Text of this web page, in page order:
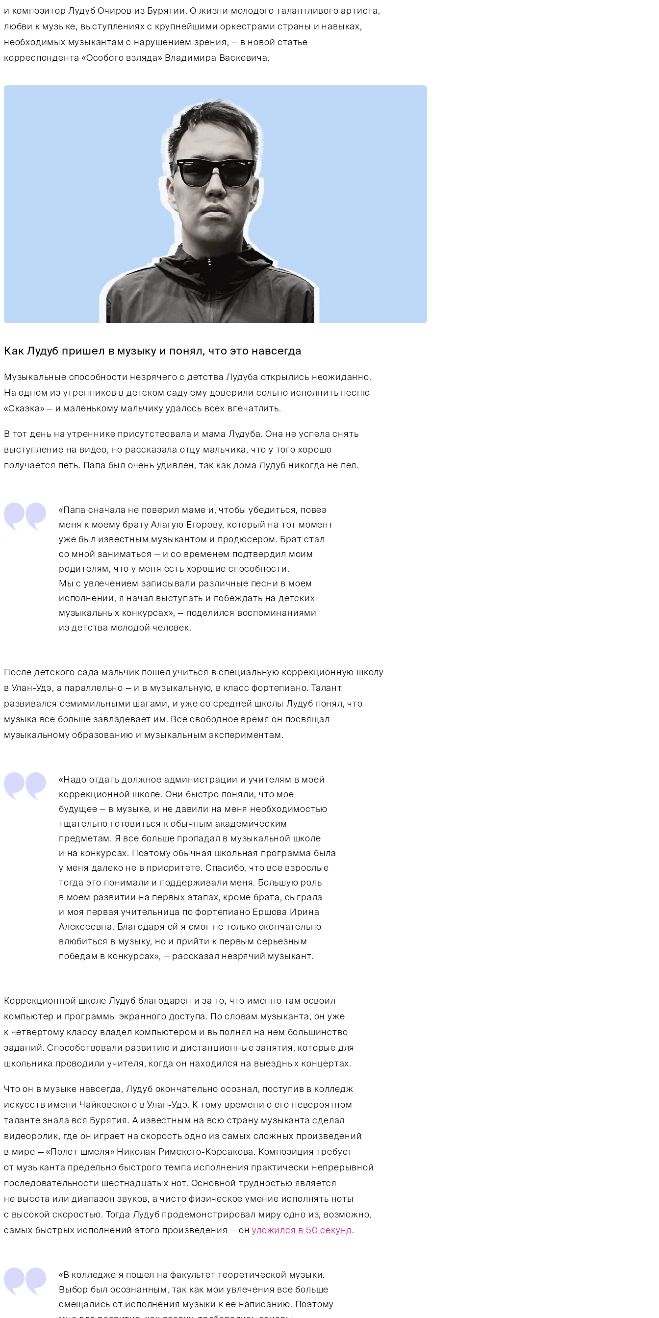
и композитор Лудуб Очиров из Бурятии. О жизни молодого талантливого артиста,
любви к музыке, выступлениях с крупнейшими оркестрами страны и навыках,
необходимых музыкантам с нарушением зрения, — в новой статье
корреспондента «Особого взляда» Владимира Васкевича.
Тифлокомментарий: на голубом фоне — черно-белый портрет Лудуба Очирова. Это стройный молодой брюнет с модной короткой стрижкой в
Как Лудуб пришел в музыку и понял, что это навсегда
Музыкальные способности незрячего с детства Лудуба открылись неожиданно.
На одном из утренников в детском саду ему доверили сольно исполнить песню
«Сказка» — и маленькому мальчику удалось всех впечатлить.
В тот день на утреннике присутствовала и мама Лудуба. Она не успела снять
выступление на видео, но рассказала отцу мальчика, что у того хорошо
получается петь. Папа был очень удивлен, так как дома Лудуб никогда не пел.
«Папа сначала не поверил маме и, чтобы убедиться, повез
меня к моему брату Алагую Егорову, который на тот момент
уже был известным музыкантом и продюсером. Брат стал
со мной заниматься — и со временем подтвердил моим
родителям, что у меня есть хорошие способности.
Мы с увлечением записывали различные песни в моем
исполнении, я начал выступать и побеждать на детских
музыкальных конкурсах», — поделился воспоминаниями
из детства молодой человек.
После детского сада мальчик пошел учиться в специальную коррекционную школу
в Улан-Удэ, а параллельно — и в музыкальную, в класс фортепиано. Талант
развивался семимильными шагами, и уже со средней школы Лудуб понял, что
музыка все больше завладевает им. Все свободное время он посвящал
музыкальному образованию и музыкальным экспериментам.
«Надо отдать должное администрации и учителям в моей
коррекционной школе. Они быстро поняли, что мое
будущее — в музыке, и не давили на меня необходимостью
тщательно готовиться к обычным академическим
предметам. Я все больше пропадал в музыкальной школе
и на конкурсах. Поэтому обычная школьная программа была
у меня далеко не в приоритете. Спасибо, что все взрослые
тогда это понимали и поддерживали меня. Большую роль
в моем развитии на первых этапах, кроме брата, сыграла
и моя первая учительница по фортепиано Ершова Ирина
Алексеевна. Благодаря ей я смог не только окончательно
влюбиться в музыку, но и прийти к первым серьезным
победам в конкурсах», — рассказал незрячий музыкант.
Коррекционной школе Лудуб благодарен и за то, что именно там освоил
компьютер и программы экранного доступа. По словам музыканта, он уже
к четвертому классу владел компьютером и выполнял на нем большинство
заданий. Способствовали развитию и дистанционные занятия, которые для
школьника проводили учителя, когда он находился на выездных концертах.
Что он в музыке навсегда, Лудуб окончательно осознал, поступив в колледж
искусств имени Чайковского в Улан-Удэ. К тому времени о его невероятном
таланте знала вся Бурятия. А известным на всю страну музыканта сделал
видеоролик, где он играет на скорость одно из самых сложных произведений
в мире — «Полет шмеля» Николая Римского-Корсакова. Композиция требует
от музыканта предельно быстрого темпа исполнения практически непрерывной
последовательности шестнадцатых нот. Основной трудностью является
не высота или диапазон звуков, а чисто физическое умение исполнять ноты
с высокой скоростью. Тогда Лудуб продемонстрировал миру одно из, возможно,
самых быстрых исполнений этого произведения — онуложился в 50 секунд.
«В колледже я пошел на факультет теоретической музыки.
Выбор был осознанным, так как мои увлечения все больше
смещались от исполнения музыки к ее написанию. Поэтому